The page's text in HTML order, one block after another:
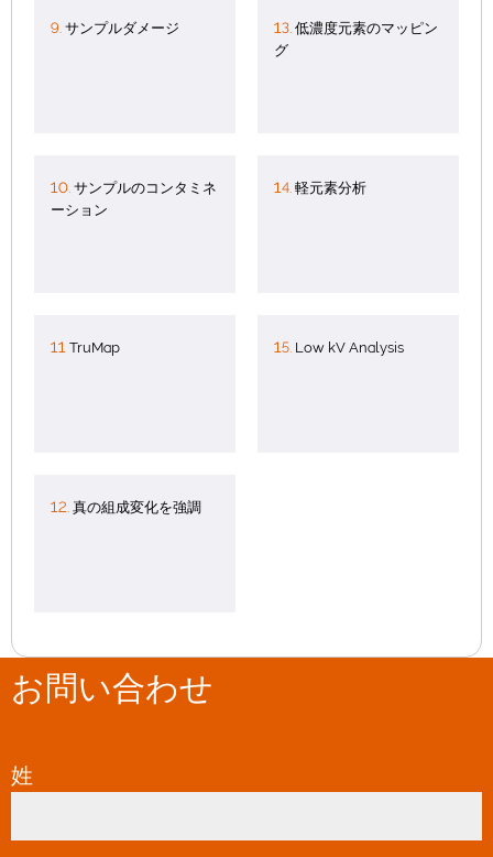
9. サンプルダメージ
10. サンプルのコンタミネ
ーション
11 TruMap
12. 真の組成変化を強調
13. 低濃度元素のマッピン
グ
14. 軽元素分析
15. Low kV Analysis
お問い合わせ
姓